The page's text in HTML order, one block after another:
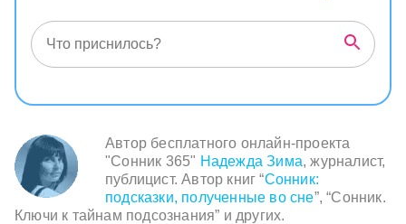
Автор бесплатного онлайн-проекта
"Сонник 365" Надежда Зима, журналист,
публицист. Автор книг “Сонник:
подсказки, полученные во сне”, “Сонник.
Ключи к тайнам подсознания” и других.